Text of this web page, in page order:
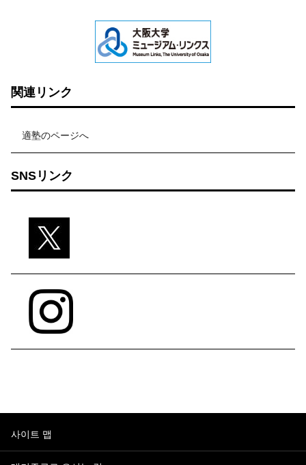
関連リンク
適塾のページへ
SNSリンク
사이트 맵